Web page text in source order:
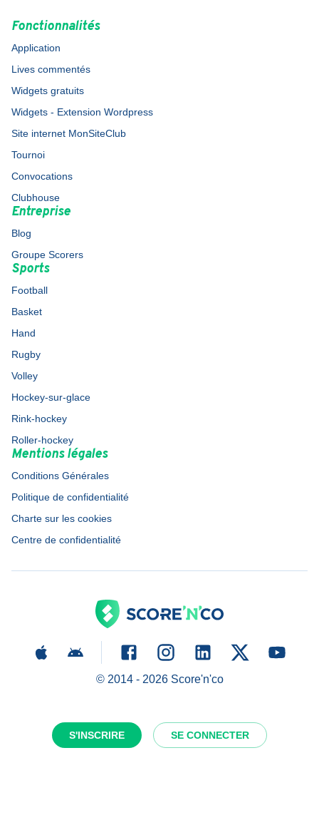
S'INSCRIRE SE CONNECTER
Fonctionnalités
Application
Lives commentés
Widgets gratuits
Widgets - Extension Wordpress
Site internet MonSiteClub
Tournoi
Convocations
Clubhouse
Entreprise
Blog
Groupe Scorers
Sports
Football
Basket
Hand
Rugby
Volley
Hockey-sur-glace
Rink-hockey
Roller-hockey
Mentions légales
Conditions Générales
Politique de confidentialité
Charte sur les cookies
Centre de confidentialité
© 2014 - 2026Score'n'co